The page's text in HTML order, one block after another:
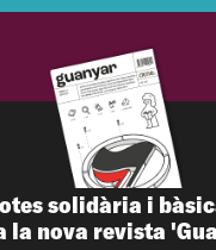
solidària i
la nova revista